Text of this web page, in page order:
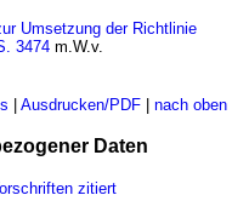
Umsetzung der Richtlinie
3474 m.W.v.
Ausdrucken/PDF| nach oben
Daten
zitiert